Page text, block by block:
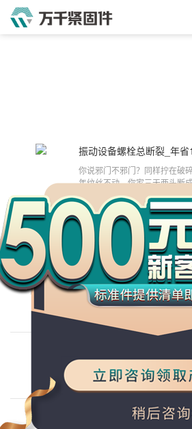
你说邪门不邪门？同样拧在破
年纹丝不动，你家三天两头断
玄机全在这个​​ASME/ANSI
你见过五层楼高的机床半夜下
就出了这档子事——普通地脚
整台进口设备差点报废！换上
大家好今天来介绍DIN 6900
弹簧垫圈 组合 M2.5~M10(地
以下是万千紧固件小编对此问
大家好今天来介绍钢结构地脚
地脚螺栓怎么预埋)的问题，以
对此问题的归纳整理，来看看
工
品